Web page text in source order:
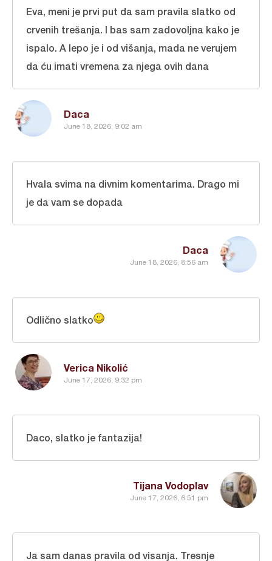
Daca
June 18, 2026, 9:02 am
Eva, meni je prvi put da sam pravila slatko od
crvenih trešanja. I bas sam zadovoljna kako je
ispalo. A lepo je i od višanja, mada ne verujem
da ću imati vremena za njega ovih dana
Daca
June 18, 2026, 8:56 am
Hvala svima na divnim komentarima. Drago mi
je da vam se dopada
Verica Nikolić
June 17, 2026, 9:32 pm
Odlično slatko
Tijana Vodoplav
June 17, 2026, 6:51 pm
Daco, slatko je fantazija!
Ja sam danas pravila od visanja. Tresnje